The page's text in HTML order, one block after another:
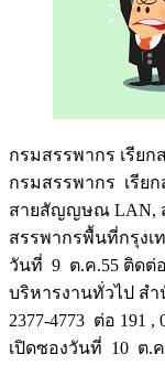
กรมสรรพากร เรียก
กรมสรรพากร เรีย
สายสัญญษณ LAN,
สรรพากรพื้นที่กรุง
วันที่ 9 ต.ค.55 ติดต่
บริหารงานทั่วไป ส
2377-4773 ต่อ 191 ,
เปิดซองวันที่ 10 ต.